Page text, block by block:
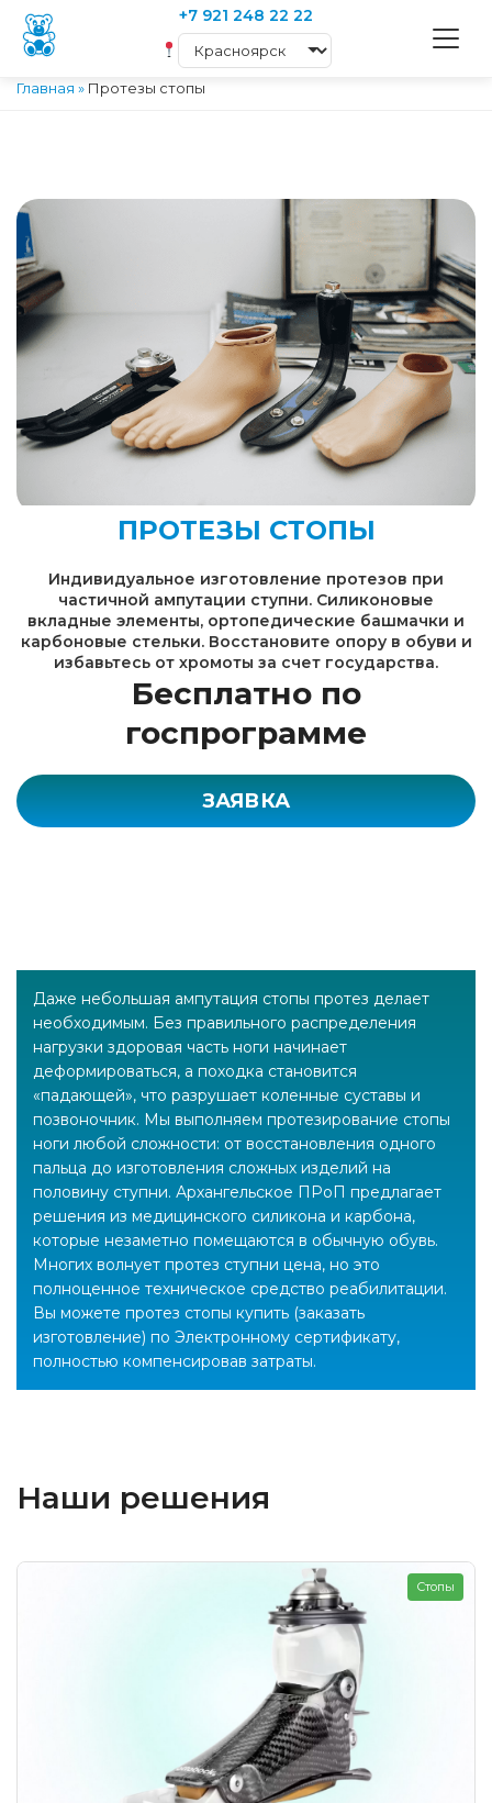
+7 921 248 22 22
Главная » Протезы стопы
ПРОТЕЗЫ СТОПЫ
Индивидуальное изготовление протезов при
частичной ампутации ступни. Силиконовые
вкладные элементы, ортопедические башмачки и
карбоновые стельки. Восстановите опору в обуви и
избавьтесь от хромоты за счет государства.
Бесплатно по
госпрограмме
ЗАЯВКА
Даже небольшая ампутация стопы протез делает
необходимым. Без правильного распределения
нагрузки здоровая часть ноги начинает
деформироваться, а походка становится
«падающей», что разрушает коленные суставы и
позвоночник. Мы выполняем протезирование стопы
ноги любой сложности: от восстановления одного
пальца до изготовления сложных изделий на
половину ступни. Архангельское ПРоП предлагает
решения из медицинского силикона и карбона,
которые незаметно помещаются в обычную обувь.
Многих волнует протез ступни цена, но это
полноценное техническое средство реабилитации.
Вы можете протез стопы купить (заказать
изготовление) по Электронному сертификату,
полностью компенсировав затраты.
Наши решения
Стопы